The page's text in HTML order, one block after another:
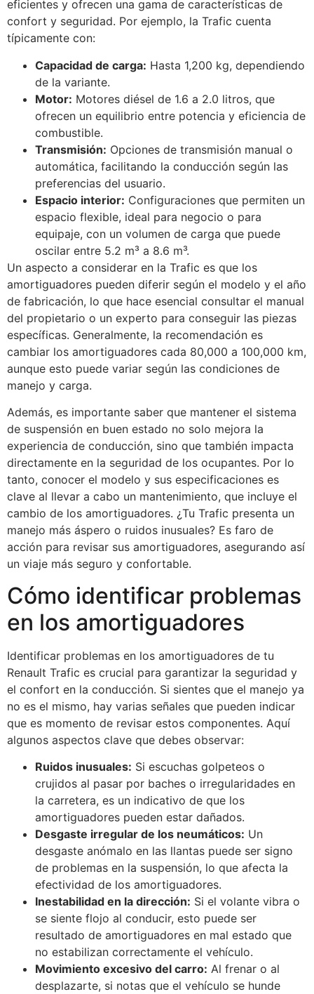
eficientes y ofrecen una gama de características de
confort y seguridad. Por ejemplo, la Trafic cuenta
típicamente con:
Capacidad de carga: Hasta 1,200 kg, dependiendo
de la variante.
Motor: Motores diésel de 1.6 a 2.0 litros, que
ofrecen un equilibrio entre potencia y eficiencia de
combustible.
Transmisión: Opciones de transmisión manual o
automática, facilitando la conducción según las
preferencias del usuario.
Espacio interior: Configuraciones que permiten un
espacio flexible, ideal para negocio o para
equipaje, con un volumen de carga que puede
oscilar entre 5.2 m³ a 8.6 m³.
Un aspecto a considerar en la Trafic es que los
amortiguadores pueden diferir según el modelo y el año
de fabricación, lo que hace esencial consultar el manual
del propietario o un experto para conseguir las piezas
específicas. Generalmente, la recomendación es
cambiar los amortiguadores cada 80,000 a 100,000 km,
aunque esto puede variar según las condiciones de
manejo y carga.
Además, es importante saber que mantener el sistema
de suspensión en buen estado no solo mejora la
experiencia de conducción, sino que también impacta
directamente en la seguridad de los ocupantes. Por lo
tanto, conocer el modelo y sus especificaciones es
clave al llevar a cabo un mantenimiento, que incluye el
cambio de los amortiguadores. ¿Tu Trafic presenta un
manejo más áspero o ruidos inusuales? Es faro de
acción para revisar sus amortiguadores, asegurando así
un viaje más seguro y confortable.
Cómo identificar problemas
en los amortiguadores
Identificar problemas en los amortiguadores de tu
Renault Trafic es crucial para garantizar la seguridad y
el confort en la conducción. Si sientes que el manejo ya
no es el mismo, hay varias señales que pueden indicar
que es momento de revisar estos componentes. Aquí
algunos aspectos clave que debes observar:
Ruidos inusuales: Si escuchas golpeteos o
crujidos al pasar por baches o irregularidades en
la carretera, es un indicativo de que los
amortiguadores pueden estar dañados.
Desgaste irregular de los neumáticos: Un
desgaste anómalo en las llantas puede ser signo
de problemas en la suspensión, lo que afecta la
efectividad de los amortiguadores.
Inestabilidad en la dirección: Si el volante vibra o
se siente flojo al conducir, esto puede ser
resultado de amortiguadores en mal estado que
no estabilizan correctamente el vehículo.
Movimiento excesivo del carro: Al frenar o al
desplazarte, si notas que el vehículo se hunde